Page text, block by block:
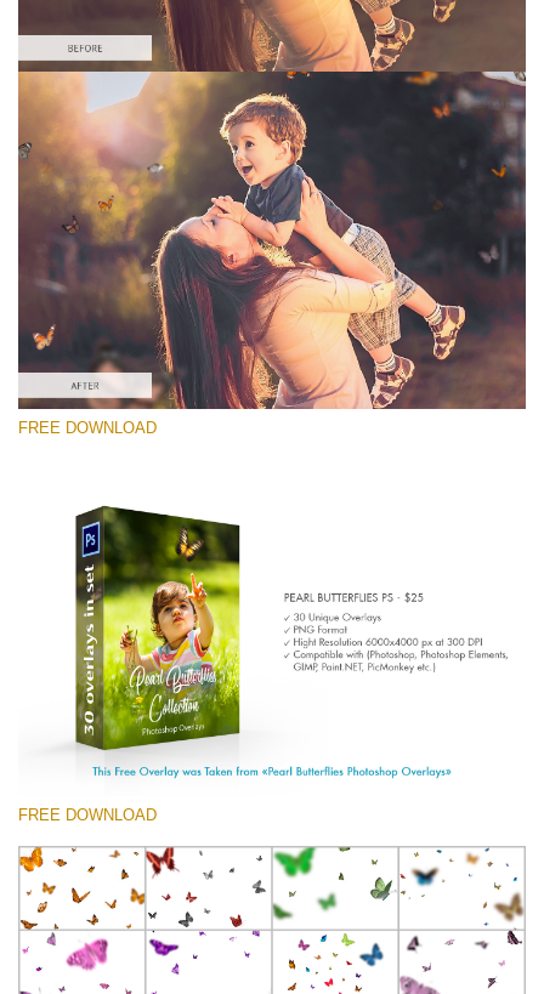
Por favor seleccione
Free Photoshop Overlay #9
Small 800*600px
Pearl Butterflies
(30 Overlays)
Large 6000*4000px
Entire Collection
(1783 Overlays)
Large 6000*4000px
Descarga gratis
FREE DOWNLOAD
FREE DOWNLOAD